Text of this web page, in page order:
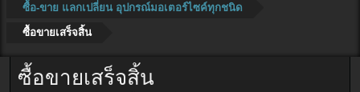
ซื้อ-ขาย แลกเปลี่ยน อุปกรณ์มอเตอร์ไซค์ทุกชนิด
ซื้อขายเสร็จสิ้น
ซื้อขายเสร็จสิ้น